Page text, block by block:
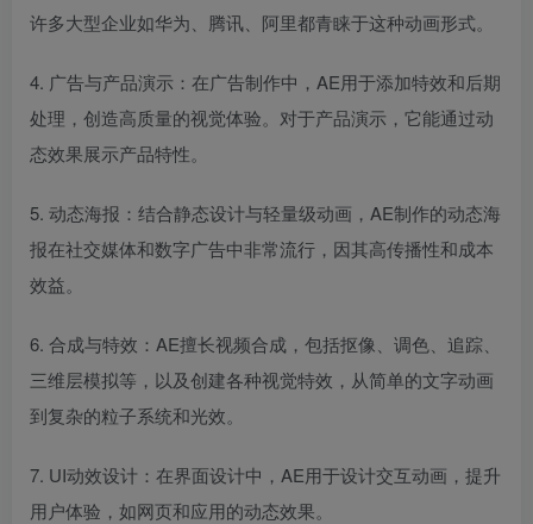
许多大型企业如华为、腾讯、阿里都青睐于这种动画形式。
4. 广告与产品演示：在广告制作中，AE用于添加特效和后期
处理，创造高质量的视觉体验。对于产品演示，它能通过动
态效果展示产品特性。
5. 动态海报：结合静态设计与轻量级动画，AE制作的动态海
报在社交媒体和数字广告中非常流行，因其高传播性和成本
效益。
6. 合成与特效：AE擅长视频合成，包括抠像、调色、追踪、
三维层模拟等，以及创建各种视觉特效，从简单的文字动画
到复杂的粒子系统和光效。
7. UI动效设计：在界面设计中，AE用于设计交互动画，提升
用户体验，如网页和应用的动态效果。